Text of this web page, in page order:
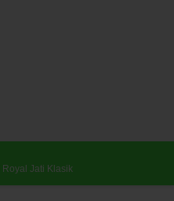
Royal Jati Klasik